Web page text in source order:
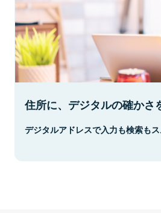
住所に、デジタルの確かさ
デジタルアドレスで入力も検索もス